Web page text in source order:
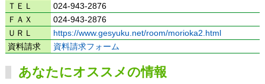
ＴＥＬ
024-943-2876
ＦＡＸ
024-943-2876
ＵＲＬ
https://www.gesyuku.net/room/morioka2.html
資料請求
資料請求フォーム
あなたにオススメの情報